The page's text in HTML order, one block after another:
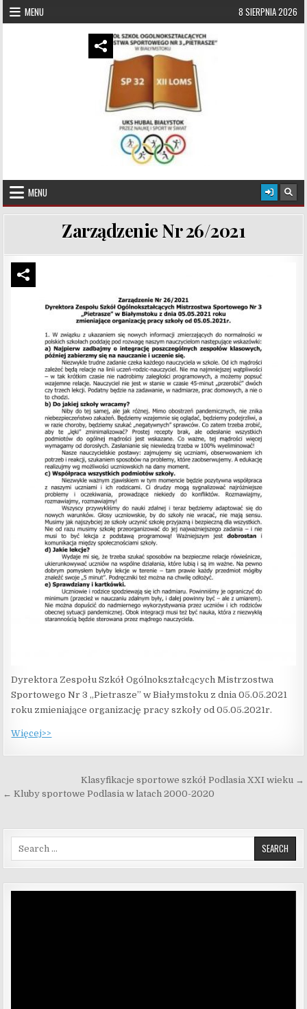
Skip to content
MENU 8 SIERPNIA 2026
UKS Hubal Białystok
MENU
Zarządzenie Nr 26/2021
Dyrektora Zespołu Szkół Ogólnokształcących Mistrzostwa
Sportowego Nr 3 „Pietrasze” w Białymstoku z dnia 05.05.2021
roku zmieniające organizację pracy szkoły od 05.05.2021r.
Więcej>>
Nawigacja wpisu
Klasyfikacje sportowe szkół Podlasia XXI wieku →
← Kluby sportowe Podlasia w latach 2000-2020
Search for: